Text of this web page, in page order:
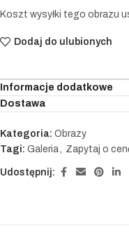
Koszt wysyłki tego obrazu
Dodaj do ulubionych
Informacje dodatkowe
Dostawa
Kategoria: Obrazy
Tagi: Galeria, Zapytaj o
Udostępnij: